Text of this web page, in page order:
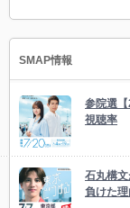
SMAP情報
参院選
視聴率
石丸構
負けた